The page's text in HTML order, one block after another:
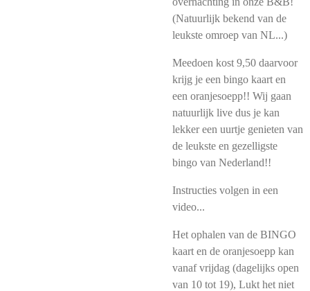
(Natuurlijk bekend van de
leukste omroep van NL...)
Meedoen kost 9,50 daarvoor
krijg je een bingo kaart en
een oranjesoepp!! Wij gaan
natuurlijk live dus je kan
lekker een uurtje genieten van
de leukste en gezelligste
bingo van Nederland!!
Instructies volgen in een
video...
Het ophalen van de BINGO
kaart en de oranjesoepp kan
vanaf vrijdag (dagelijks open
van 10 tot 19), Lukt het niet